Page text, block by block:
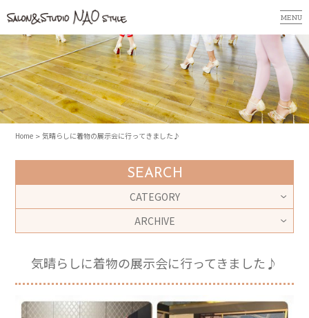
MENU
Home 気晴らしに着物の展示会に行ってきました♪
SEARCH
CATEGORY
ARCHIVE
気晴らしに着物の展示会に行ってきました♪